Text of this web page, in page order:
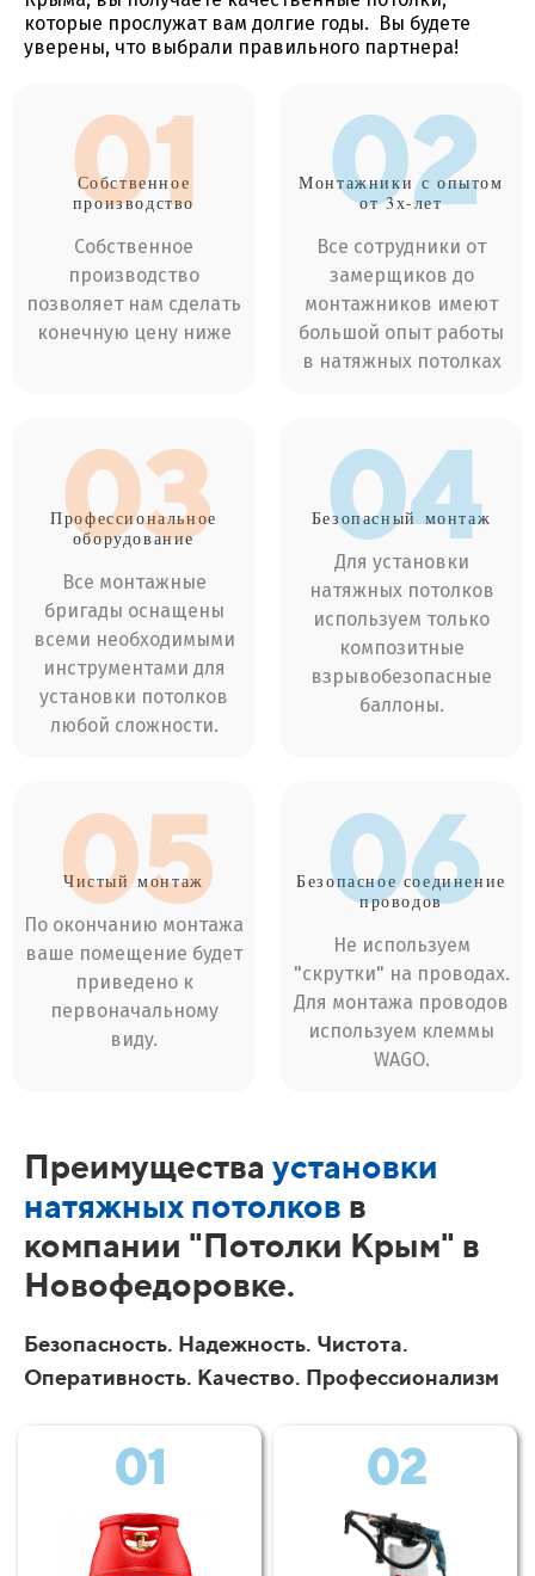
которые прослужат вам долгие годы. Вы будете
уверены, что выбрали правильного партнера!
01
Собственное
производство
Собственное
производство
позволяет нам сделать
конечную цену ниже
02
Монтажники с опытом
от 3х-лет
Все сотрудники от
замерщиков до
монтажников имеют
большой опыт работы
в натяжных потолках
03
Профессиональное
оборудование
Все монтажные
бригады оснащены
всеми необходимыми
инструментами для
установки потолков
любой сложности.
04
Безопасный монтаж
Для установки
натяжных потолков
используем только
композитные
взрывобезопасные
баллоны.
05
Чистый монтаж
По окончанию монтажа
ваше помещение будет
приведено к
первоначальному
виду.
06
Безопасное соединение
проводов
Не используем
"скрутки" на проводах.
Для монтажа проводов
используем клеммы
WAGO.
Преимущества установки
натяжных потолков в
компании "Потолки Крым" в
Новофедоровке.
Безопасность. Надежность. Чистота.
Оперативность. Качество. Профессионализм
01 02